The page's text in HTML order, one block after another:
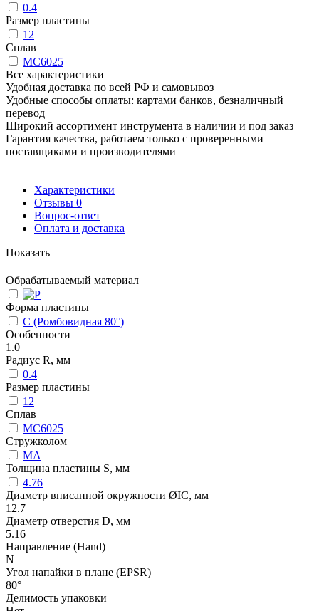
0.4
Размер пластины
12
Сплав
MC6025
Все характеристики
Удобная доставка по всей РФ и самовывоз
Удобные способы оплаты: картами банков, безналичный
перевод
Широкий ассортимент инструмента в наличии и под заказ
Гарантия качества, работаем только с проверенными
поставщиками и производителями
Характеристики
Отзывы 0
Вопрос-ответ
Оплата и доставка
Показать
Обрабатываемый материал
Форма пластины
C (Ромбовидная 80°)
Особенности
1.0
Радиус R, мм
0.4
Размер пластины
12
Сплав
MC6025
Стружколом
MA
Толщина пластины S, мм
4.76
Диаметр вписанной окружности ØIC, мм
12.7
Диаметр отверстия D, мм
5.16
Направление (Hand)
N
Угол напайки в плане (EPSR)
80°
Делимость упаковки